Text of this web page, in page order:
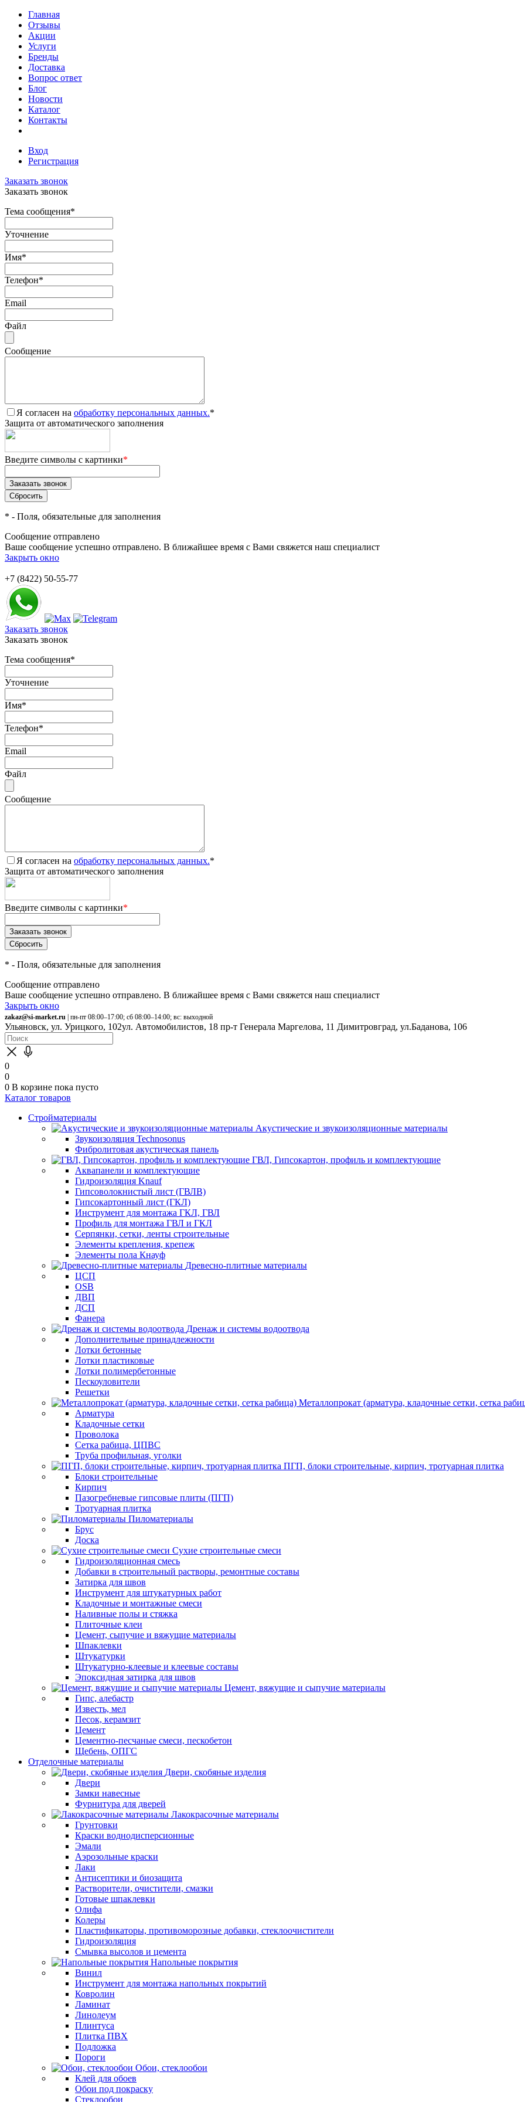
Главная
Отзывы
Акции
Услуги
Бренды
Доставка
Вопрос ответ
Блог
Новости
Каталог
Контакты
Вход
Регистрация
Заказать звонок
Заказать звонок
Тема сообщения*
Уточнение
Имя*
Телефон*
Email
Файл
Сообщение
Я согласен на обработку персональных данных.*
Защита от автоматического заполнения
Введите символы с картинки*
* - Поля, обязательные для заполнения
Сообщение отправлено
Ваше сообщение успешно отправлено. В ближайшее время с Вами свяжется наш специалист
Закрыть окно
+7 (8422) 50-55-77
Заказать звонок
Заказать звонок
Тема сообщения*
Уточнение
Имя*
Телефон*
Email
Файл
Сообщение
Я согласен на обработку персональных данных.*
Защита от автоматического заполнения
Введите символы с картинки*
* - Поля, обязательные для заполнения
Сообщение отправлено
Ваше сообщение успешно отправлено. В ближайшее время с Вами свяжется наш специалист
Закрыть окно
zakaz@si-market.ru | пн-пт 08:00–17:00; сб 08:00–14:00; вс: выходной
Ульяновск, ул. Урицкого, 102ул. Автомобилистов, 18 пр-т Генерала Маргелова, 11 Димитровград, ул.Баданова, 106
0
0
0 В корзине пока пусто
Каталог товаров
Стройматериалы
Акустические и звукоизоляционные материалы
Звукоизоляция Technosonus
Фибролитовая акустическая панель
ГВЛ, Гипсокартон, профиль и комплектующие
Аквапанели и комплектующие
Гидроизоляция Knauf
Гипсоволокнистый лист (ГВЛВ)
Гипсокартонный лист (ГКЛ)
Инструмент для монтажа ГКЛ, ГВЛ
Профиль для монтажа ГВЛ и ГКЛ
Серпянки, сетки, ленты строительные
Элементы крепления, крепеж
Элементы пола Кнауф
Древесно-плитные материалы
ЦСП
OSB
ДВП
ДСП
Фанера
Дренаж и системы водоотвода
Дополнительные принадлежности
Лотки бетонные
Лотки пластиковые
Лотки полимербетонные
Пескоуловители
Решетки
Металлопрокат (арматура, кладочные сетки, сетка
Арматура
Кладочные сетки
Проволока
Сетка рабица, ЦПВС
Труба профильная, уголки
ПГП, блоки строительные, кирпич, тротуарная плитка
Блоки строительные
Кирпич
Пазогребневые гипсовые плиты (ПГП)
Тротуарная плитка
Пиломатериалы
Брус
Доска
Сухие строительные смеси
Гидроизоляционная смесь
Добавки в строительный растворы, ремонтные составы
Затирка для швов
Инструмент для штукатурных работ
Кладочные и монтажные смеси
Наливные полы и стяжка
Плиточные клеи
Цемент, сыпучие и вяжущие материалы
Шпаклевки
Штукатурки
Штукатурно-клеевые и клеевые составы
Эпоксидная затирка для швов
Цемент, вяжущие и сыпучие материалы
Гипс, алебастр
Известь, мел
Песок, керамзит
Цемент
Цементно-песчаные смеси, пескобетон
Щебень, ОПГС
Отделочные материалы
Двери, скобяные изделия
Двери
Замки навесные
Фурнитура для дверей
Лакокрасочные материалы
Грунтовки
Краски воднодисперсионные
Эмали
Аэрозольные краски
Лаки
Антисептики и биозащита
Растворители, очистители, смазки
Готовые шпаклевки
Олифа
Колеры
Пластификаторы, противоморозные добавки, стеклоочистители
Гидроизоляция
Смывка высолов и цемента
Напольные покрытия
Винил
Инструмент для монтажа напольных покрытий
Ковролин
Ламинат
Линолеум
Плинтуса
Плитка ПВХ
Подложка
Пороги
Обои, стеклообои
Клей для обоев
Обои под покраску
Стеклообои